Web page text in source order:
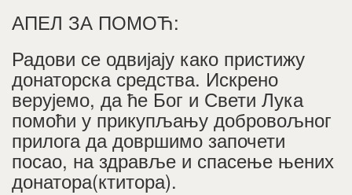
АПЕЛ ЗА ПОМОЋ:
Радови се одвијају како пристижу
донаторска средства. Искрено
верујемо, да ће Бог и Свети Лука
помоћи у прикупљању добровољног
прилога да довршимо започети
посао, на здравље и спасење њених
донатора(ктитора).